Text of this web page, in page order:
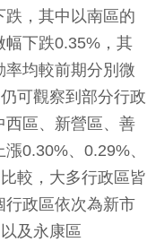
，其中以南區的
幅下跌0.35%，其
率均較前期分別微
可觀察到部分行政
西區、新營區、善
0.30%、0.29%、
較，大多行政區皆
行政區依次為新市
及永康區